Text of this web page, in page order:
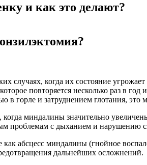
и как это делают?
случаях, когда их состояние
повторяется несколько раз в
горле и затруднением глотания, это
миндалины значительно
проблемам с дыханием и нарушению
абсцесс миндалины (гнойное
дальнейших осложнений.